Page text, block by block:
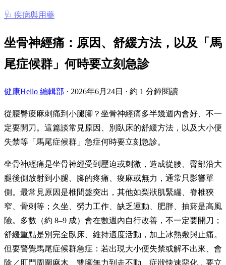
🩺 疾病與用藥
坐骨神經痛：原因、舒緩方法，以及「馬
尾症候群」何時要立刻急診
健康Hello 編輯部 · 2026年6月24日 · 約 1 分鐘閱讀
從腰臀痠麻刺痛到小腿腳？坐骨神經痛多半幾週內會好、不一
定要開刀。這篇談常見原因、別臥床的舒緩方法，以及大小便
失禁等「馬尾症候群」急症何時要立刻急診。
坐骨神經痛是坐骨神經受到壓迫或刺激，造成從腰、臀部沿大
腿後側放射到小腿、腳的疼痛、痠麻或無力，通常只影響單
側。最常見原因是椎間盤突出，其他如梨狀肌緊繃、脊椎狹
窄、骨刺等；久坐、勞力工作、缺乏運動、肥胖、抽菸是高風
險。多數（約 8–9 成）會在數週內自行改善，不一定要開刀；
舒緩重點是別完全臥床、維持適度活動，加上冰熱敷與止痛。
但要警覺馬尾症候群急症：若出現大小便失禁或解不出來、會
陰／肛門周圍麻木、雙腳無力到走不動、症狀快速惡化，要立